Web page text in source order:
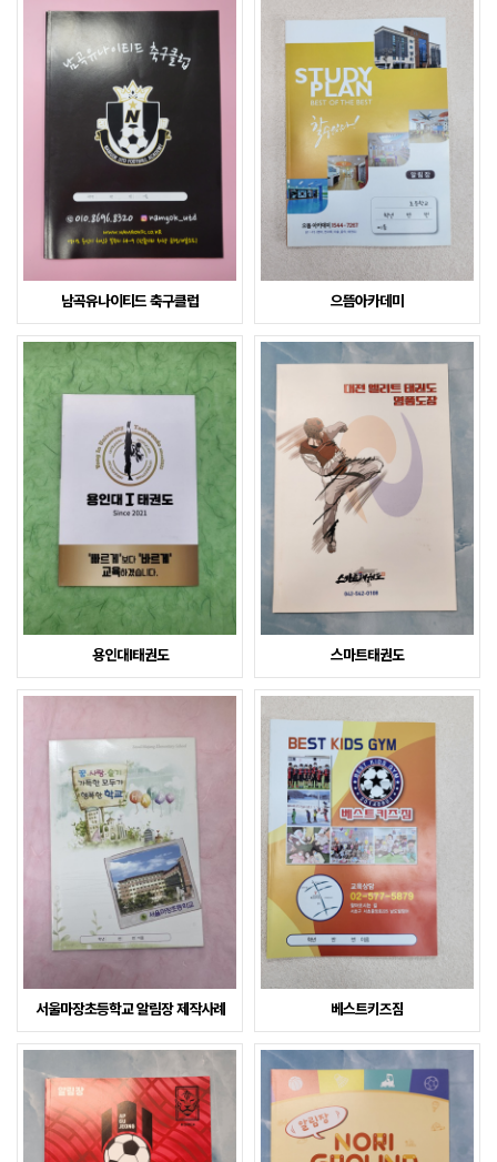
남곡유나이티드 축구클럽 으뜸아카데미
용인대I태권도 스마트태권도
서울마장초등학교 알림장 제작사례 베스트키즈짐